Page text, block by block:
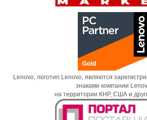
Lenovo, логотип Lenovo, являются
знаками компании
на территории КНР, США и